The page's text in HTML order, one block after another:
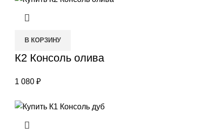
В КОРЗИНУ
К2 Консоль олива
1 080 ₽